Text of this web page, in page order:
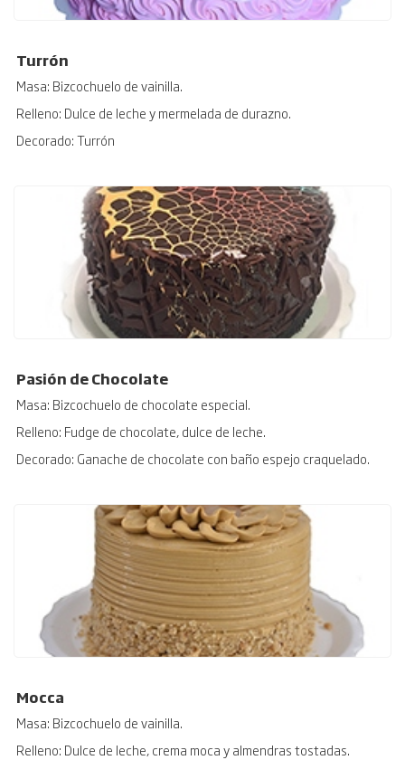
Turrón
Masa: Bizcochuelo de vainilla.
Relleno: Dulce de leche y mermelada de durazno.
Decorado: Turrón
Pasión de Chocolate
Masa: Bizcochuelo de chocolate especial.
Relleno: Fudge de chocolate, dulce de leche.
Decorado: Ganache de chocolate con baño espejo craquelado.
Mocca
Masa: Bizcochuelo de vainilla.
Relleno: Dulce de leche, crema moca y almendras tostadas.